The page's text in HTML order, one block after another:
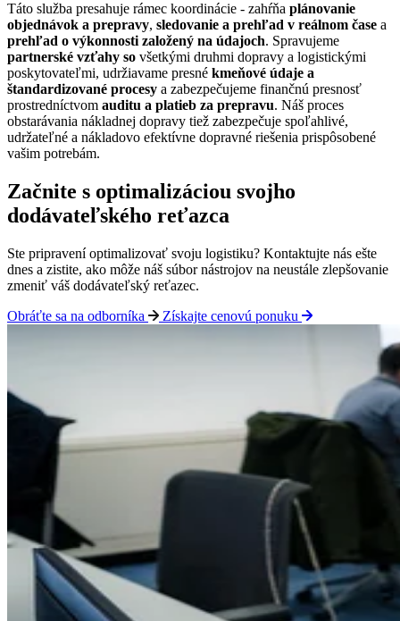
Táto služba presahuje rámec koordinácie - zahŕňa plánovanie
objednávok a prepravy, sledovanie a prehľad v reálnom čase a
prehľad o výkonnosti založený na údajoch. Spravujeme
partnerské vzťahy so všetkými druhmi dopravy a logistickými
poskytovateľmi, udržiavame presné kmeňové údaje a
štandardizované procesy a zabezpečujeme finančnú presnosť
prostredníctvom auditu a platieb za prepravu. Náš proces
obstarávania nákladnej dopravy tiež zabezpečuje spoľahlivé,
udržateľné a nákladovo efektívne dopravné riešenia prispôsobené
vašim potrebám.
Začnite s optimalizáciou svojho
dodávateľského reťazca
Ste pripravení optimalizovať svoju logistiku? Kontaktujte nás ešte
dnes a zistite, ako môže náš súbor nástrojov na neustále zlepšovanie
zmeniť váš dodávateľský reťazec.
Obráťte sa na odborníka
Získajte cenovú ponuku